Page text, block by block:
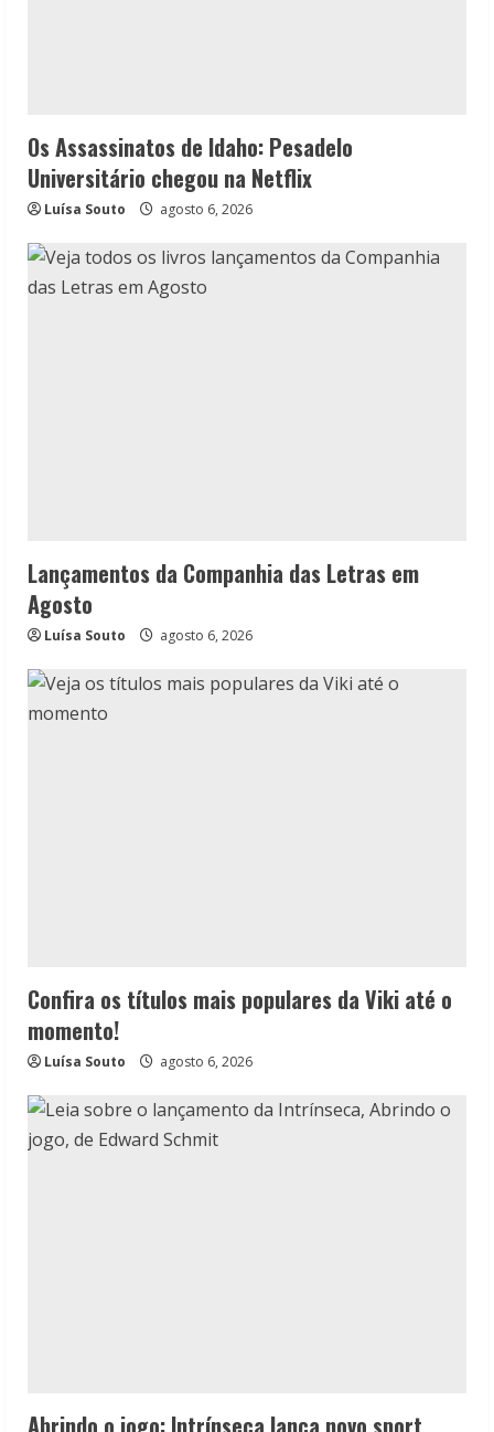
Os Assassinatos de Idaho: Pesadelo
Universitário chegou na Netflix
Luísa Souto agosto 6, 2026
Lançamentos da Companhia das Letras em
Agosto
Luísa Souto agosto 6, 2026
Confira os títulos mais populares da Viki até o
momento!
Luísa Souto agosto 6, 2026